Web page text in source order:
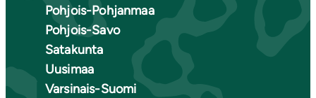
Pohjois-Pohjanmaa
Pohjois-Savo
Satakunta
Uusimaa
Varsinais-Suomi